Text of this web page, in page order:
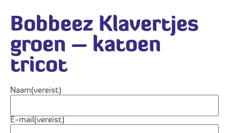
Bobbeez Klavertjes
groen – katoen
tricot
Naam(vereist)
E-mail(vereist)